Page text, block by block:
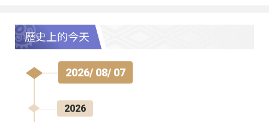
歷史上的今天
2026/ 08/ 07
2026